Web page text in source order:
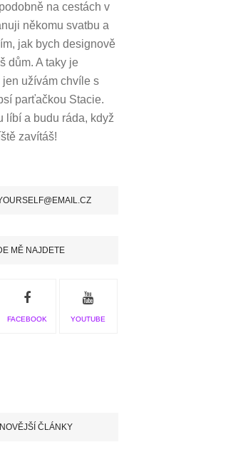
na cestách v
někomu svatbu a
jak bych designově
dům.A taky je
jen užívám chvíle s
parťačkou Stacie.
líbí a budu ráda, když
zavítáš!
MĚ NAJDETE
FACEBOOK YOUTUBE
ČLÁNKY